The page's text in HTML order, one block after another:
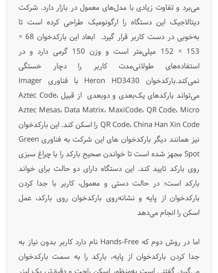
می‌برد و تفاوت زیادی با مدل‌های معمول در بازار دارد. شرکت
دیتالاجیک این دستگاه را ارگونومیک طراحی کرده است تا
به‌خوبی در دست کاربر قرار گیرد.
ابعاد این بارکدخوان 68 ×
153 × 152 میلی‌متر است و وزن 150 گرمی دارد و در
استفاده‌های طولانی‌مدت کاربر را دچار خستگی
نمی‌کند.بارکدخوان Heron HD3430 با فناوری Imager
می‌تواند بارکدهای یک‌بعدی و دوبعدی از قبیل Aztec Code،
Aztec Mesas، Data Matrix، MaxiCode، QR Code، Micro
QR Code، China Han Xin Code را اسکن کند. این بارکدخوان
نیز همانند دیگر بارکدخوان های این شرکت به فناوری Green
Spot مجهز شده است تا خواندن صحیح بارکد را با چراغ سبزی
روی بارکد تایید کند. این دستگاه دارای دو حالت برای خواند
بارکد است؛ در حالت دستی و معمول، کاربر با جدا کردن
بارکدخوان از پایه و نشانه‌روی بارکدخوان روی بارکد، عمل
اسکن را انجام می‌دهد
اما در روش دوم که Hands-Free نام دارد کاربر بدون نیاز به
جدا کردن بارکدخوان از پایه، بارکد را به سمت بارکدخوان